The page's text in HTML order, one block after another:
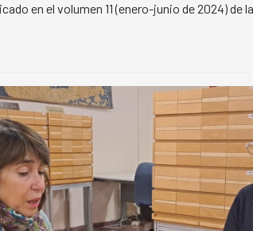
en el volumen 11 (enero-junio de 2024) de